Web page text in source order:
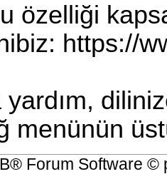
özelliği
https://
yardım,
menünün
® Forum Software ©